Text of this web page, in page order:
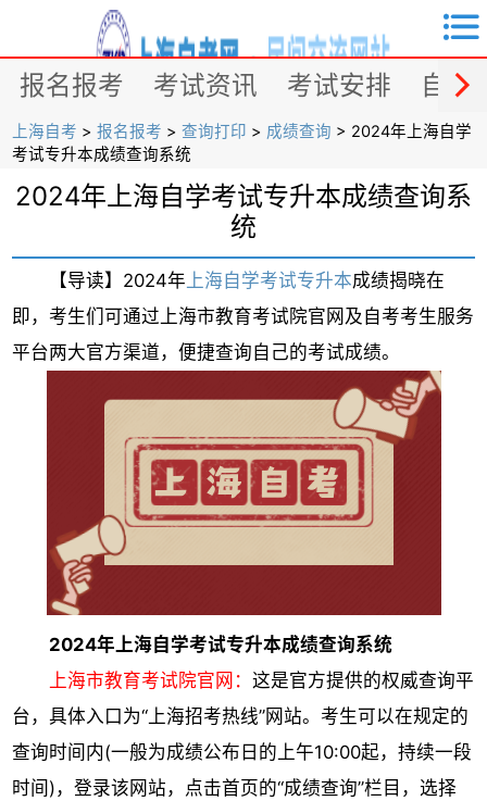

报名报考 考试资讯 考试安排 自考

上海自考 >报名报考 >查询打印 > 成绩查询 > 2024年上海自学
考试专升本成绩查询系统
2024年上海自学考试专升本成绩查询系
统
【导读】2024年上海自学考试专升本成绩揭晓在
即，考生们可通过上海市教育考试院官网及自考考生服务
平台两大官方渠道，便捷查询自己的考试成绩。
2024年上海自学考试专升本成绩查询系统
上海市教育考试院官网：这是官方提供的权威查询平
台，具体入口为“上海招考热线”网站。考生可以在规定的
查询时间内(一般为成绩公布日的上午10:00起，持续一段
时间)，登录该网站，点击首页的“成绩查询”栏目，选择